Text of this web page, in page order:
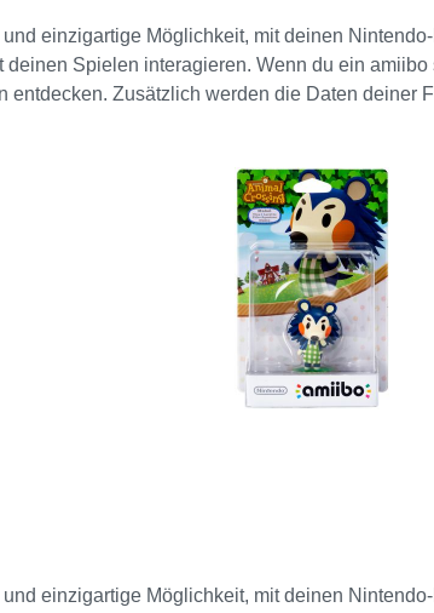
einzigartige Möglichkeit, mit deinen
Spielen interagieren. Wenn du ein
entdecken. Zusätzlich werden die Daten
Switch Pro Controllers (separat
2DS XL kannst du amiibo verwenden, indem
3DS, Nintendo 3DS XL und Nintendo
von Spielen! Neben Super Smash Bros. for
einzigartige Möglichkeit, mit deinen